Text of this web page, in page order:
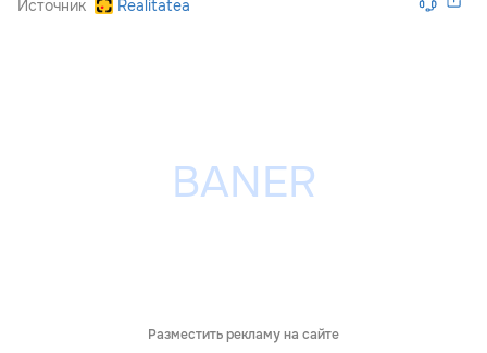
Источник Realitatea
Разместить рекламу на сайте